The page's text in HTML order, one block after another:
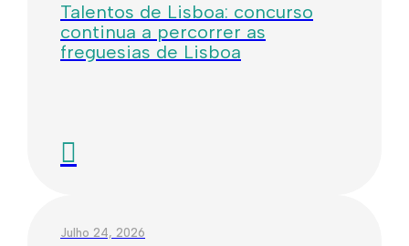
Talentos de Lisboa: concurso
continua a percorrer as
freguesias de Lisboa
Julho 24, 2026